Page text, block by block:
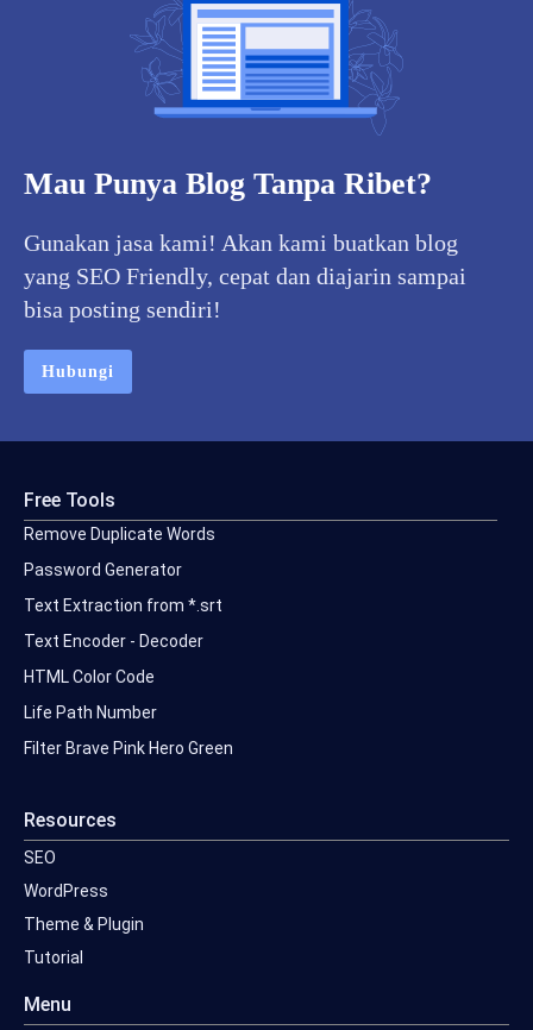
Mau Punya Blog Tanpa Ribet?
Gunakan jasa kami! Akan kami buatkan blog
yang SEO Friendly, cepat dan diajarin sampai
bisa posting sendiri!
Hubungi
Free Tools
Remove Duplicate Words
Password Generator
Text Extraction from *.srt
Text Encoder - Decoder
HTML Color Code
Life Path Number
Filter Brave Pink Hero Green
Resources
SEO
WordPress
Theme & Plugin
Tutorial
Menu